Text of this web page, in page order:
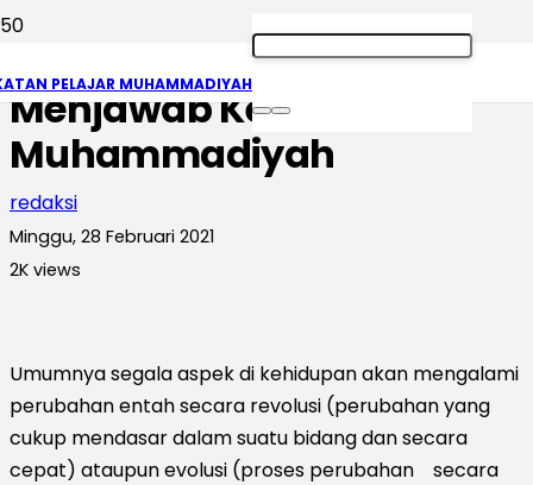
PELAJAR MUHAMMADIYAH
Digital Campaign untuk
Menjawab Keresahan
Muhammadiyah
redaksi
Minggu, 28 Februari 2021
2K views
Umumnya segala aspek di kehidupan akan mengalami
perubahan entah secara revolusi (perubahan yang
cukup mendasar dalam suatu bidang dan secara
cepat) ataupun evolusi (proses perubahan secara